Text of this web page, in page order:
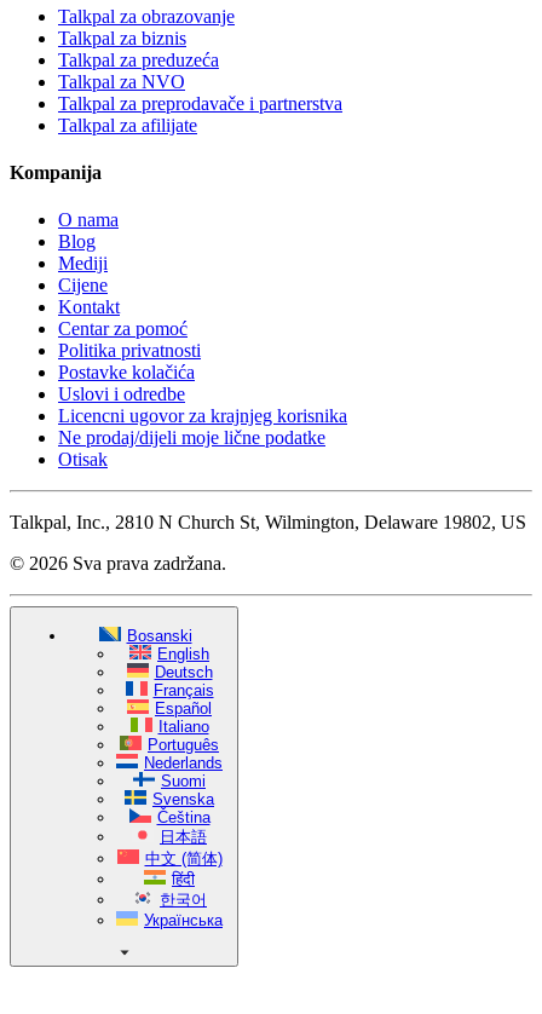
Talkpal za obrazovanje
Talkpal za biznis
Talkpal za preduzeća
Talkpal za NVO
Talkpal za preprodavače i partnerstva
Talkpal za afilijate
Kompanija
O nama
Blog
Mediji
Cijene
Kontakt
Centar za pomoć
Politika privatnosti
Postavke kolačića
Uslovi i odredbe
Licencni ugovor za krajnjeg korisnika
Ne prodaj/dijeli moje lične podatke
Otisak
Talkpal, Inc., 2810 N Church St, Wilmington, Delaware 19802, US
© 2026 Sva prava zadržana.
Bosanski
English
Deutsch
Français
Español
Italiano
Português
Nederlands
Suomi
Svenska
Čeština
日本語
中文 (简体)
हिंदी
한국어
Українська